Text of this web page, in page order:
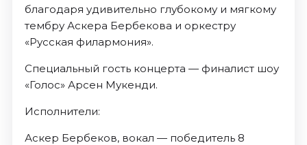
благодаря удивительно глубокому и мягкому
тембру Аскера Бербекова и оркестру
«Русская филармония».
Специальный гость концерта — финалист шоу
«Голос» Арсен Мукенди.
Исполнители:
Аскер Бербеков, вокал — победитель 8